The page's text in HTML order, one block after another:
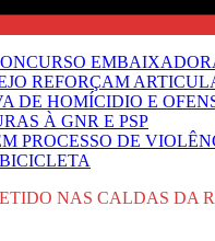
REFORÇAM
DE HOMÍCIDIO E
À GNR E PSP
PROCESSO DE
NAS CALDAS DA